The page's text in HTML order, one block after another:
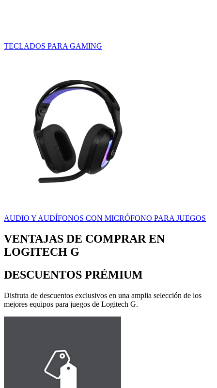
TECLADOS PARA GAMING
AUDIO Y AUDÍFONOS CON MICRÓFONO PARA JUEGOS
VENTAJAS DE COMPRAR EN
LOGITECH G
DESCUENTOS PRÉMIUM
Disfruta de descuentos exclusivos en una amplia selección de los
mejores equipos para juegos de Logitech G.